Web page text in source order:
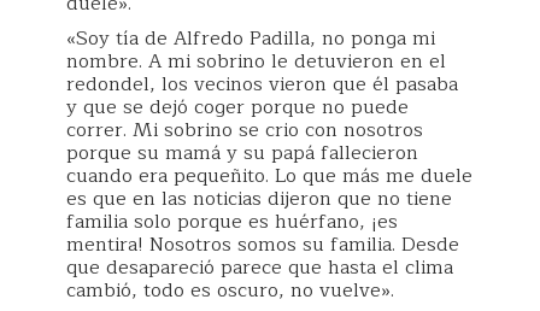
«Soy tía de Alfredo Padilla, no ponga mi
nombre. A mi sobrino le detuvieron en el
redondel, los vecinos vieron que él pasaba
y que se dejó coger porque no puede
correr. Mi sobrino se crio con nosotros
porque su mamá y su papá fallecieron
cuando era pequeñito. Lo que más me duele
es que en las noticias dijeron que no tiene
familia solo porque es huérfano, ¡es
mentira! Nosotros somos su familia. Desde
que desapareció parece que hasta el clima
cambió, todo es oscuro, no vuelve».